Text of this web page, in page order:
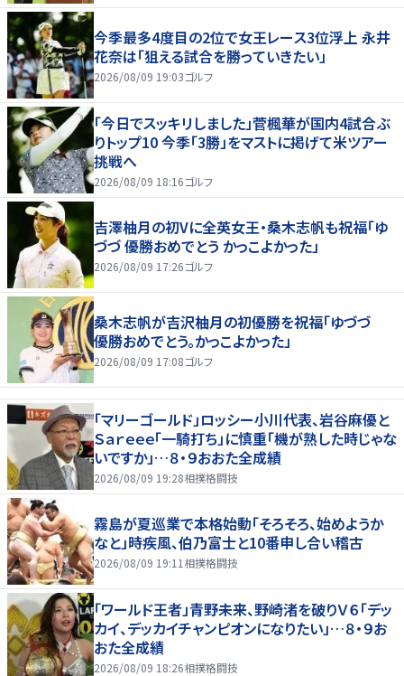
今季最多4度目の2位で女王レース3位浮上 永井
花奈は「狙える試合を勝っていきたい」
2026/08/09 19:03ゴルフ
「今日でスッキリしました」菅楓華が国内4試合ぶ
りトップ10 今季「3勝」をマストに掲げて米ツアー
挑戦へ
2026/08/09 18:16ゴルフ
吉澤柚月の初Vに全英女王・桑木志帆も祝福「ゆ
づづ 優勝おめでとう かっこよかった」
2026/08/09 17:26ゴルフ
桑木志帆が吉沢柚月の初優勝を祝福「ゆづづ
優勝おめでとう。かっこよかった」
2026/08/09 17:08ゴルフ
「マリーゴールド」ロッシー小川代表、岩谷麻優と
Ｓａｒｅｅｅ「一騎打ち」に慎重「機が熟した時じゃな
いですか」…８・９おおた全成績
2026/08/09 19:28相撲格闘技
霧島が夏巡業で本格始動「そろそろ、始めようか
なと」時疾風、伯乃富士と10番申し合い稽古
2026/08/09 19:11 相撲格闘技
「ワールド王者」青野未来、野崎渚を破りＶ６「デッ
カイ、デッカイチャンピオンになりたい」…８・９お
おた全成績
2026/08/09 18:26相撲格闘技